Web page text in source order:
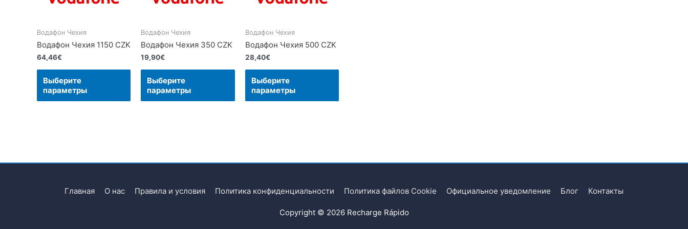
Водафон Чехия
Водафон Чехия 1150 CZK
64,46€
Выберите
параметры
Водафон Чехия
Водафон Чехия 350 CZK
19,90€
Выберите
параметры
Водафон Чехия
Водафон Чехия 500 CZK
28,40€
Выберите
параметры
Главная О нас Правила и условия Политика конфиденциальности Политика файлов Cookie Официальное уведомление Блог Контакты
Copyright © 2026 Recharge Rápido